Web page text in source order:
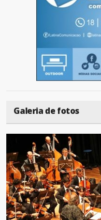
Galeria de fotos